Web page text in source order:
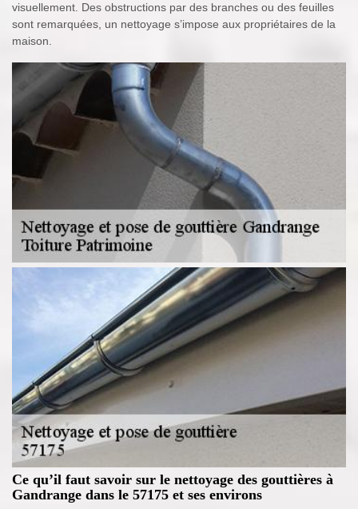
visuellement. Des obstructions par des branches ou des feuilles
sont remarquées, un nettoyage s’impose aux propriétaires de la
maison.
Ce qu’il faut savoir sur le nettoyage des gouttières à
Gandrange dans le 57175 et ses environs